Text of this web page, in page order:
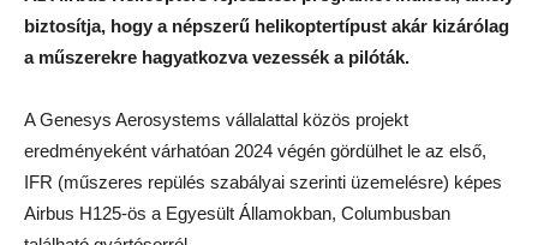
biztosítja, hogy a népszerű helikoptertípust akár kizárólag
a műszerekre hagyatkozva vezessék a pilóták.
A Genesys Aerosystems vállalattal közös projekt
eredményeként várhatóan 2024 végén gördülhet le az első,
IFR (műszeres repülés szabályai szerinti üzemelésre) képes
Airbus H125-ös a Egyesült Államokban, Columbusban